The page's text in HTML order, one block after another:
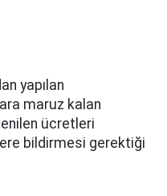
yapılan
maruz kalan
ücretleri
bildirmesi gerektiği